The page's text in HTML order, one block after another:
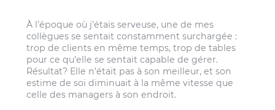
À l’époque où j’étais serveuse, une de mes
collègues se sentait constamment surchargée :
trop de clients en même temps, trop de tables
pour ce qu’elle se sentait capable de gérer.
Résultat? Elle n’était pas à son meilleur, et son
estime de soi diminuait à la même vitesse que
celle des managers à son endroit.